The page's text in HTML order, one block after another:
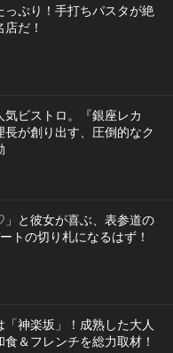
っぷり！手打ちパスタが絶
だ！
気ビストロ。『銀座レカ
長が創り出す、圧倒的なク
」と彼女が喜ぶ、表参道の
トの切り札になるはず！
神楽坂」！成熟した大人
＆フレンチを総力取材！